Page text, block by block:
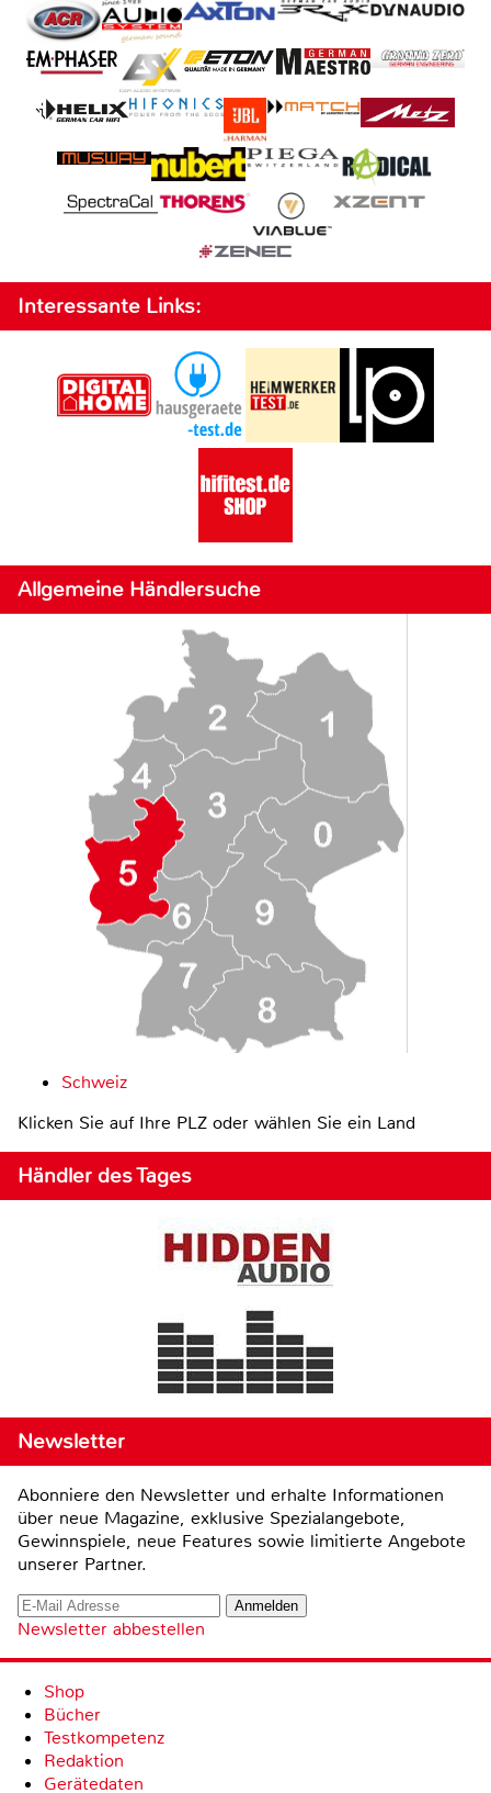
Interessante Links:
Allgemeine Händlersuche
Schweiz
Klicken Sie auf Ihre PLZ oder wählen Sie ein Land
Händler des Tages
Newsletter
Abonniere den Newsletter und erhalte Informationen
über neue Magazine, exklusive Spezialangebote,
Gewinnspiele, neue Features sowie limitierte Angebote
unserer Partner.
Newsletter abbestellen
Shop
Bücher
Testkompetenz
Redaktion
Gerätedaten